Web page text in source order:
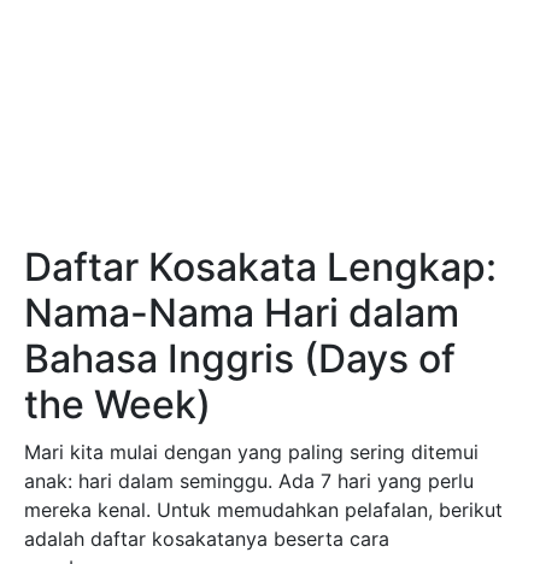
Daftar Kosakata Lengkap:
Nama-Nama Hari dalam
Bahasa Inggris (Days of
the Week)
Mari kita mulai dengan yang paling sering ditemui
anak: hari dalam seminggu. Ada 7 hari yang perlu
mereka kenal. Untuk memudahkan pelafalan, berikut
adalah daftar kosakatanya beserta cara